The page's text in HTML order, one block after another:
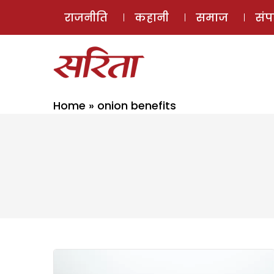
राजनीति कहानी समाज
Home » onion benefits